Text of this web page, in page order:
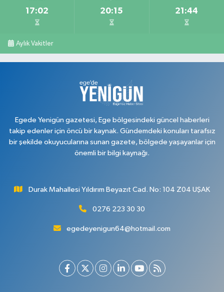
17:02 20:15 21:44
Aylık Vakitler
Egede Yenigün gazetesi, Ege bölgesindeki güncel haberleri
takip edenler için öncü bir kaynak. Gündemdeki konuları tarafsız
bir şekilde okuyucularına sunan gazete, bölgede yaşayanlar için
önemli bir bilgi kaynağı.
Durak Mahallesi Yıldırım Beyazıt Cad. No: 104 Z04 UŞAK
0276 223 30 30
egedeyenigun64@hotmail.com